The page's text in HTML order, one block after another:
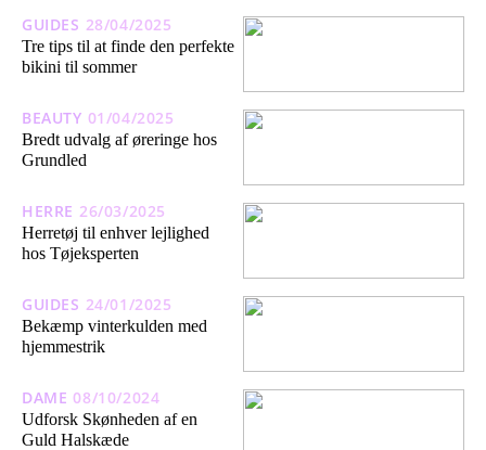
GUIDES 28/04/2025
Tre tips til at finde den perfekte
bikini til sommer
BEAUTY 01/04/2025
Bredt udvalg af øreringe hos
Grundled
HERRE 26/03/2025
Herretøj til enhver lejlighed
hos Tøjeksperten
GUIDES 24/01/2025
Bekæmp vinterkulden med
hjemmestrik
DAME 08/10/2024
Udforsk Skønheden af en
Guld Halskæde